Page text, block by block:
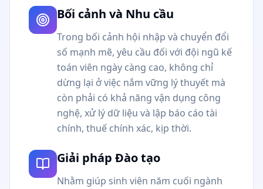
Bối cảnh và Nhu cầu
Trong bối cảnh hội nhập và chuyển đổi
số mạnh mẽ, yêu cầu đối với đội ngũ kế
toán viên ngày càng cao, không chỉ
dừng lại ở việc nắm vững lý thuyết mà
còn phải có khả năng vận dụng công
nghệ, xử lý dữ liệu và lập báo cáo tài
chính, thuế chính xác, kịp thời.
Giải pháp Đào tạo
Nhằm giúp sinh viên năm cuối ngành